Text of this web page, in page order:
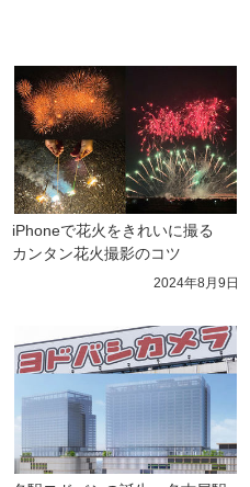
iPhoneで花火をきれいに撮る
カンタン花火撮影のコツ
2024年8月9日